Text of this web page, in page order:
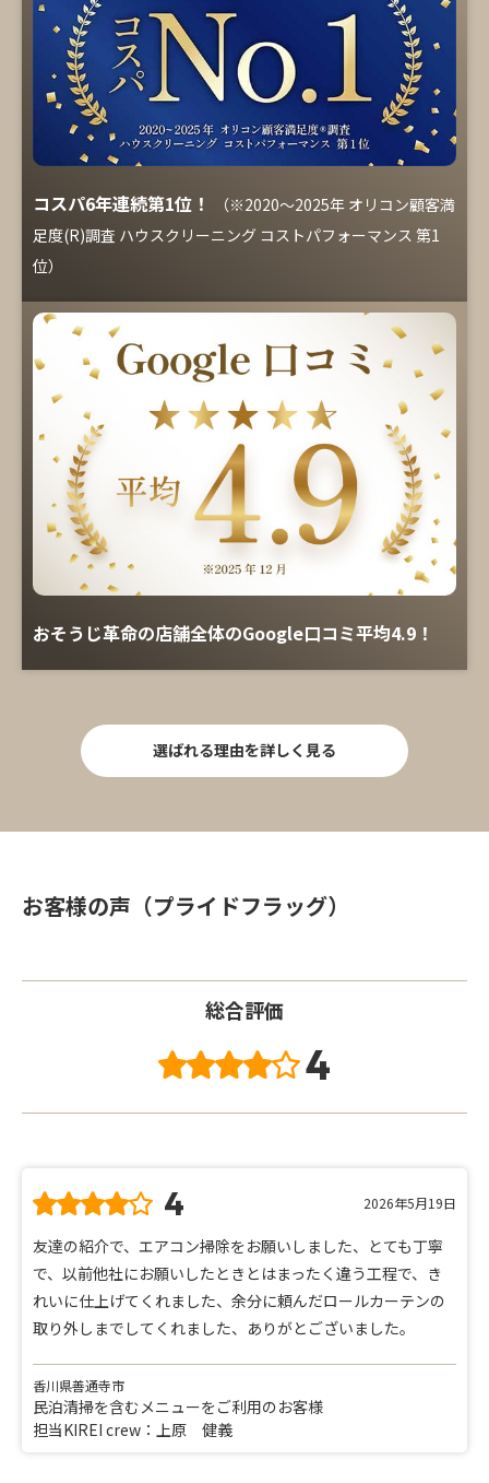
コスパ6年連続第1位！
（※2020～2025年 オリコン顧客満
足度(R)調査 ハウスクリーニング コストパフォーマンス 第1
位）
おそうじ革命の店舗全体のGoogle口コミ平均4.9！
選ばれる理由を詳しく見る
お客様の声（プライドフラッグ）
総合評価
4
4 2026年5月19日
友達の紹介で、エアコン掃除をお願いしました、とても丁寧
で、以前他社にお願いしたときとはまったく違う工程で、き
れいに仕上げてくれました、余分に頼んだロールカーテンの
取り外しまでしてくれました、ありがとございました。
香川県善通寺市
民泊清掃を含むメニューをご利用のお客様
担当KIREI crew：上原 健義